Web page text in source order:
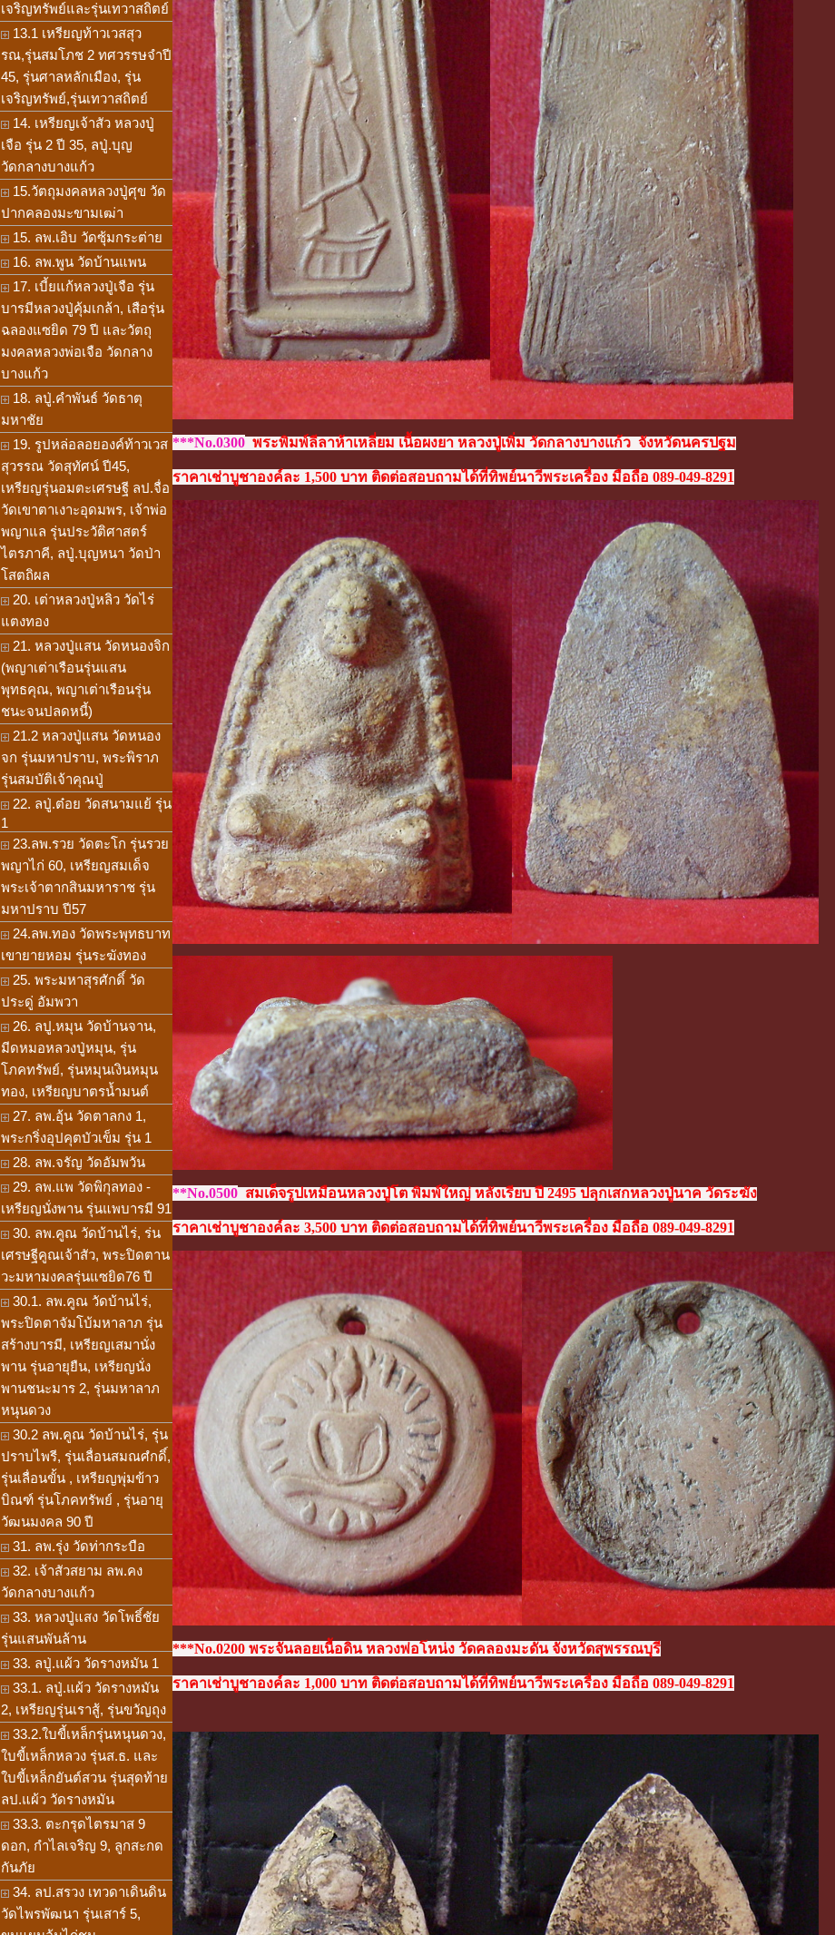
เจริญทรัพย์และรุ่นเทวาสถิตย์
13.1 เหรียญท้าวเวสสุว
รณ,รุ่นสมโภช 2 ทศวรรษจำปี
45, รุ่นศาลหลักเมือง, รุ่น
เจริญทรัพย์,รุ่นเทวาสถิตย์
14. เหรียญเจ้าสัว หลวงปู่
เจือ รุ่น 2 ปี 35, ลปู่.บุญ
วัดกลางบางแก้ว
15.วัตถุมงคลหลวงปู่ศุข วัด
ปากคลองมะขามเฒ่า
15. ลพ.เอิบ วัดซุ้มกระต่าย
16. ลพ.พูน วัดบ้านแพน
17. เบี้ยแก้หลวงปู่เจือ รุ่น
บารมีหลวงปู่คุ้มเกล้า, เสือรุ่น
ฉลองแซยิด 79 ปี และวัตถุ
มงคลหลวงพ่อเจือ วัดกลาง
บางแก้ว
18. ลปู่.คำพันธ์ วัดธาตุ
มหาชัย
19. รูปหล่อลอยองค์ท้าวเวส
สุวรรณ วัดสุทัศน์ ปี45,
เหรียญรุ่นอมตะเศรษฐี ลป.จื่อ
วัดเขาตาเงาะอุดมพร, เจ้าพ่อ
พญาแล รุ่นประวัติศาสตร์
ไตรภาคี, ลปู่.บุญหนา วัดป่า
โสตถิผล
20. เต่าหลวงปู่หลิว วัดไร่
แตงทอง
21. หลวงปู่แสน วัดหนองจิก
(พญาเต่าเรือนรุ่นแสน
พุทธคุณ, พญาเต่าเรือนรุ่น
ชนะจนปลดหนี้)
21.2 หลวงปู่แสน วัดหนอง
จก รุ่นมหาปราบ, พระพิราภ
รุ่นสมบัติเจ้าคุณปู่
22. ลปู่.ต๋อย วัดสนามแย้ รุ่น
1
23.ลพ.รวย วัดตะโก รุ่นรวย
พญาไก่ 60, เหรียญสมเด็จ
พระเจ้าตากสินมหาราช รุ่น
มหาปราบ ปี57
24.ลพ.ทอง วัดพระพุทธบาท
เขายายหอม รุ่นระฆังทอง
25. พระมหาสุรศักดิ์ วัด
ประดู่ อัมพวา
26. ลปู.หมุน วัดบ้านจาน,
มีดหมอหลวงปู่หมุน, รุ่น
โภคทรัพย์, รุ่นหมุนเงินหมุน
ทอง, เหรียญบาตรน้ำมนต์
27. ลพ.อุ้น วัดตาลกง 1,
พระกริ่งอุปคุตบัวเข็ม รุ่น 1
28. ลพ.จรัญ วัดอัมพวัน
29. ลพ.แพ วัดพิกุลทอง -
เหรียญนั่งพาน รุ่นแพบารมี 91
30. ลพ.คูณ วัดบ้านไร่, ร่น
เศรษฐีคูณเจ้าสัว, พระปิดตาน
วะมหามงคลรุ่นแซยิด76 ปี
30.1. ลพ.คูณ วัดบ้านไร่,
พระปิดตาจัมโบ้มหาลาภ รุ่น
สร้างบารมี, เหรียญเสมานั่ง
พาน รุ่นอายุยืน, เหรียญนั่ง
พานชนะมาร 2, รุ่นมหาลาภ
หนุนดวง
30.2 ลพ.คูณ วัดบ้านไร่, รุ่น
ปราบไพรี, รุ่นเลื่อนสมณศํกดิ์,
รุ่นเลื่อนขั้น , เหรียญพุ่มข้าว
บิณฑ์ รุ่นโภคทรัพย์ , รุ่นอายุ
วัฒนมงคล 90 ปี
31. ลพ.รุ่ง วัดท่ากระบือ
32. เจ้าสัวสยาม ลพ.คง
วัดกลางบางแก้ว
33. หลวงปู่แสง วัดโพธิ์ชัย
รุ่นแสนพันล้าน
33. ลปู่.แผ้ว วัดรางหมัน 1
33.1. ลปู่.แผ้ว วัดรางหมัน
2, เหรียญรุ่นเราสู้, รุ่นขวัญถุง
33.2.ใบขี้เหล็กรุ่นหนุนดวง,
ใบขี้เหล็กหลวง รุ่นส.ธ. และ
ใบขี้เหล็กยันต์สวน รุ่นสุดท้าย
ลป.แผ้ว วัดรางหมัน
33.3. ตะกรุดไตรมาส 9
ดอก, กำไลเจริญ 9, ลูกสะกด
กันภัย
34. ลป.สรวง เทวดาเดินดิน
วัดไพรพัฒนา รุ่นเสาร์ 5,
***No.0300 พระพิมพ์ลีลาห้าเหลี่ยม เนื้อผงยา หลวงปู่เพิ่ม วัดกลางบางแก้ว จังหวัดนครปฐม
ราคาเช่าบูชาองค์ละ 1,500 บาท ติดต่อสอบถามได้ที่ทิพย์นาวีพระเครื่อง มือถือ 089-049-8291
**No.0500 สมเด็จรูปเหมือนหลวงปู่โต พิมพ์ใหญ่ หลังเรียบ ปี 2495 ปลุกเสกหลวงปู่นาค วัดระฆัง
ราคาเช่าบูชาองค์ละ 3,500 บาท ติดต่อสอบถามได้ที่ทิพย์นาวีพระเครื่อง มือถือ 089-049-8291
***No.0200 พระจันลอยเนื้อดิน หลวงพ่อโหน่ง วัดคลองมะดัน จังหวัดสุพรรณบุรี
ราคาเช่าบูชาองค์ละ 1,000 บาท ติดต่อสอบถามได้ที่ทิพย์นาวีพระเครื่อง มือถือ 089-049-8291